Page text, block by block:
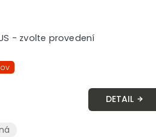
- zvolte provedení
DETAIL